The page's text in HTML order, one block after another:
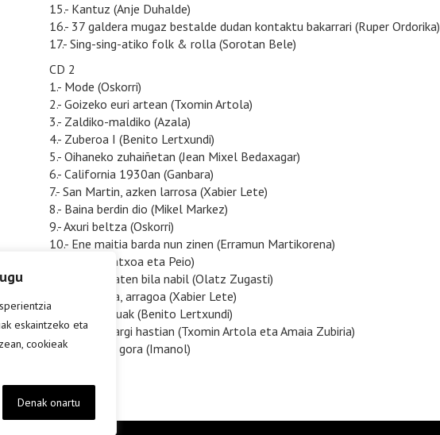
eskaintzeko eta
cookieak
Denak onartu
15.- Kantuz (Anje Duhalde)
16.- 37 galdera mugaz bestalde dudan kontaktu bakarrari (Ruper Ordorika)
17.- Sing-sing-atiko folk & rolla (Sorotan Bele)
CD 2
1.- Mode (Oskorri)
2.- Goizeko euri artean (Txomin Artola)
3.- Zaldiko-maldiko (Azala)
4.- Zuberoa I (Benito Lertxundi)
5.- Oihaneko zuhaiñetan (Jean Mixel Bedaxagar)
6.- California 1930an (Ganbara)
7.- San Martin, azken larrosa (Xabier Lete)
8.- Baina berdin dio (Mikel Markez)
9.- Axuri beltza (Oskorri)
10.- Ene maitia barda nun zinen (Erramun Martikorena)
11.- Irria (Pantxoa eta Peio)
12.- Kantu baten bila nabil (Olatz Zugasti)
13.- Nafarroa, arragoa (Xabier Lete)
14.- Jaun Baruak (Benito Lertxundi)
15.- Goizian argi hastian (Txomin Artola eta Amaia Zubiria)
16.- Mendian gora (Imanol)